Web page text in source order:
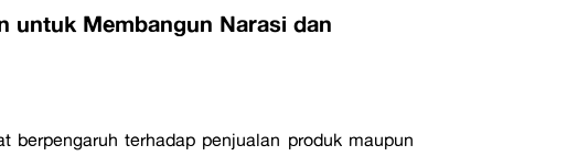
untuk Membangun Narasi dan
berpengaruh terhadap penjualan produk maupun